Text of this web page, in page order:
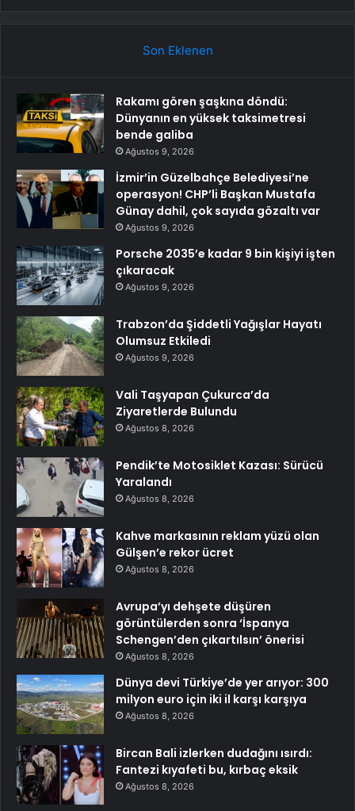
Son Eklenen
Rakamı gören şaşkına döndü:
Dünyanın en yüksek taksimetresi
bende galiba
Ağustos 9, 2026
İzmir’in Güzelbahçe Belediyesi’ne
operasyon! CHP’li Başkan Mustafa
Günay dahil, çok sayıda gözaltı var
Ağustos 9, 2026
Porsche 2035’e kadar 9 bin kişiyi işten
çıkaracak
Ağustos 9, 2026
Trabzon’da Şiddetli Yağışlar Hayatı
Olumsuz Etkiledi
Ağustos 9, 2026
Vali Taşyapan Çukurca’da
Ziyaretlerde Bulundu
Ağustos 8, 2026
Pendik’te Motosiklet Kazası: Sürücü
Yaralandı
Ağustos 8, 2026
Kahve markasının reklam yüzü olan
Gülşen’e rekor ücret
Ağustos 8, 2026
Avrupa’yı dehşete düşüren
görüntülerden sonra ‘İspanya
Schengen’den çıkartılsın’ önerisi
Ağustos 8, 2026
Dünya devi Türkiye’de yer arıyor: 300
milyon euro için iki il karşı karşıya
Ağustos 8, 2026
Bircan Bali izlerken dudağını ısırdı:
Fantezi kıyafeti bu, kırbaç eksik
Ağustos 8, 2026